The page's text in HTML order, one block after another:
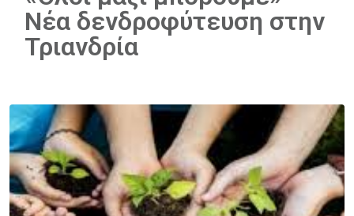
Νέα δενδροφύτευση στην
Τριανδρία